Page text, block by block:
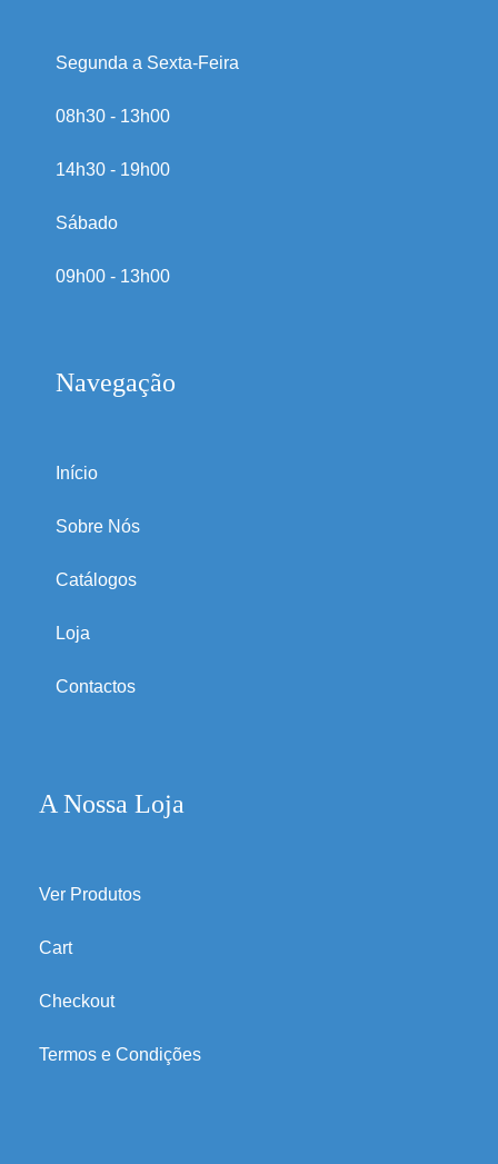
Segunda a Sexta-Feira
08h30 - 13h00
14h30 - 19h00
Sábado
09h00 - 13h00
Navegação
Início
Sobre Nós
Catálogos
Loja
Contactos
A Nossa Loja
Ver Produtos
Cart
Checkout
Termos e Condições